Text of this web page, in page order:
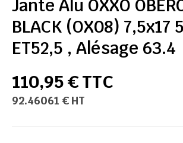
Jante Alu OXXO
BLACK (OX08) 7,5x17
ET52,5 , Alésage 63.4
110,95 € TTC
92.46061 € HT